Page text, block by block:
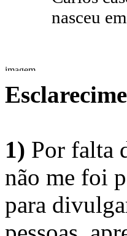
nasceu
1) Por falta
não me foi
para